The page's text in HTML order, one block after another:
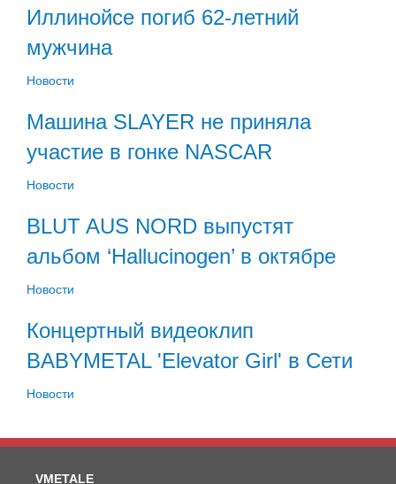
Иллинойсе погиб 62-летний
мужчина
Новости
Машина SLAYER не приняла
участие в гонке NASCAR
Новости
BLUT AUS NORD выпустят
альбом ‘Hallucinogen’ в октябре
Новости
Концертный видеоклип
BABYMETAL 'Elevator Girl' в Сети
Новости
VMETALE